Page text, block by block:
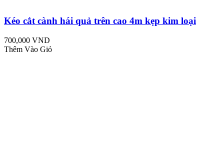
Kéo cắt cành hái quả trên cao 4m kẹp kim loại
700,000 VND
Thêm Vào Giỏ